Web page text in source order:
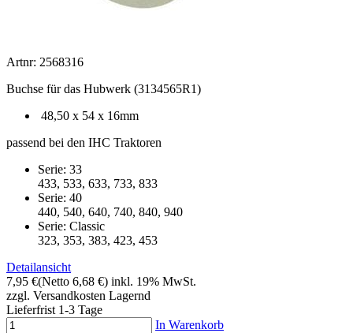
Artnr: 2568316
Buchse für das Hubwerk (3134565R1)
48,50 x 54 x 16mm
passend bei den IHC Traktoren
Serie: 33
433, 533, 633, 733, 833
Serie: 40
440, 540, 640, 740, 840, 940
Serie: Classic
323, 353, 383, 423, 453
Detailansicht
7,95 €(Netto 6,68 €) inkl. 19% MwSt.
zzgl. Versandkosten Lagernd
Lieferfrist 1-3 Tage
In Warenkorb